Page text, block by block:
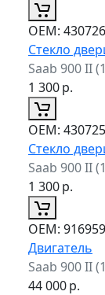
ОЕМ:
Стекло
Saab 900 II
1 300р.
ОЕМ:
Стекло
Saab 900 II
1 300р.
ОЕМ:
Двигатель
Saab 900 II
44 000р.